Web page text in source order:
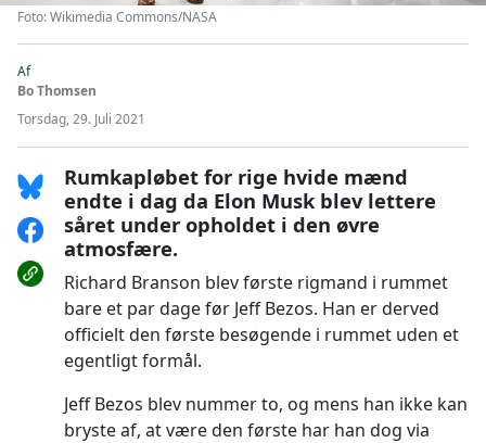
Foto: Wikimedia Commons/NASA
Af
Bo Thomsen
Torsdag, 29. Juli 2021
Rumkapløbet for rige hvide mænd
endte i dag da Elon Musk blev lettere
såret under opholdet i den øvre
atmosfære.
Richard Branson blev første rigmand i rummet
bare et par dage før Jeff Bezos. Han er derved
officielt den første besøgende i rummet uden et
egentligt formål.
Jeff Bezos blev nummer to, og mens han ikke kan
bryste af, at være den første har han dog via